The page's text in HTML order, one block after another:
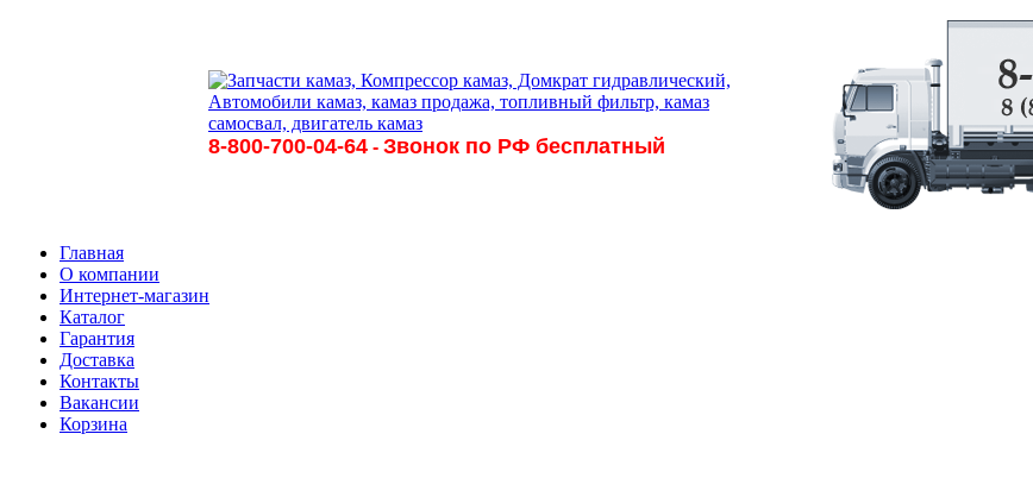
8-800-700-04-64 - Звонок по РФ бесплатный
Главная
О компании
Интернет-магазин
Каталог
Гарантия
Доставка
Контакты
Вакансии
Корзина